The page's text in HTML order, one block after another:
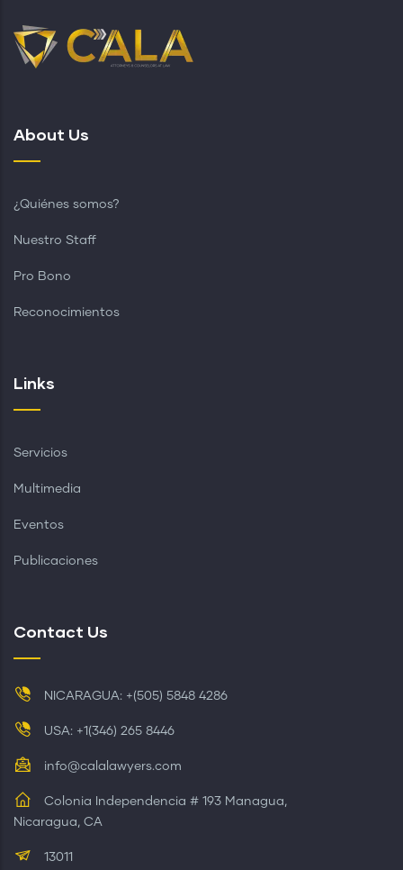
About Us
¿Quiénes somos?
Nuestro Staff
Pro Bono
Reconocimientos
Links
Servicios
Multimedia
Eventos
Publicaciones
Contact Us
NICARAGUA: +(505) 5848 4286
USA: +1(346) 265 8446
info@calalawyers.com
Colonia Independencia # 193 Managua,
Nicaragua, CA
13011